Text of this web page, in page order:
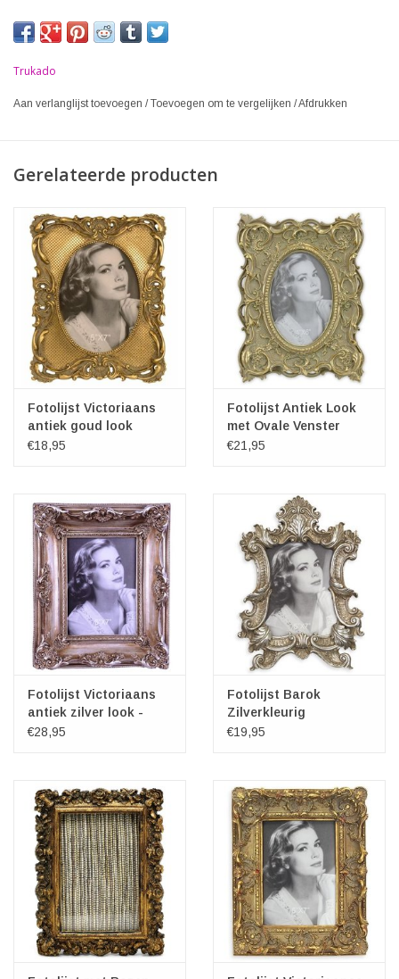
Trukado
Aan verlanglijst toevoegen /Toevoegen om te vergelijken /Afdrukken
Gerelateerde producten
Fotolijst Victoriaans
antiek goud look
€18,95
Fotolijst Antiek Look
met Ovale Venster
€21,95
Fotolijst Victoriaans
antiek zilver look -
Large
€28,95
Fotolijst Barok
Zilverkleurig
€19,95